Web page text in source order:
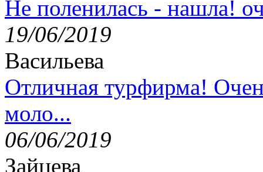
Не поленилась - нашла!
19/06/2019
Васильева
Отличная турфирма!
моло...
06/06/2019
Зайцева